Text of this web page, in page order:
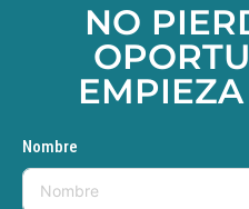
NO
Nombre